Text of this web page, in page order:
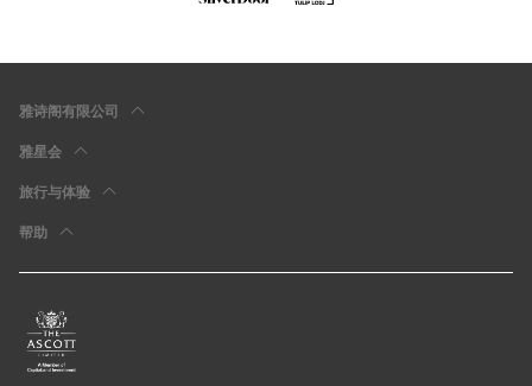
雅诗阁有限公司
雅星会
旅行与体验
帮助